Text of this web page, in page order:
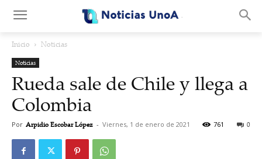
Inicio Noticias
Noticias
Rueda sale de Chile y llega a
Colombia
Por Arpidio Escobar López - Viernes, 1 de enero de 2021 0
761